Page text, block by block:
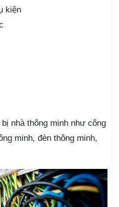
kiện
nhà thông minh như công
minh, đèn thông minh,